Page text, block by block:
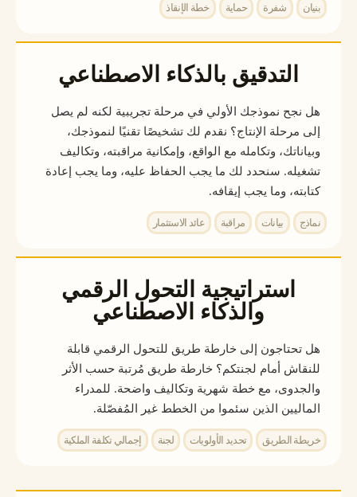
بنيان شفرة حماية خطة الإنقاذ
التدقيق بالذكاء الاصطناعي
هل نجح نموذجك الأولي في مرحلة تجريبية لكنه لم يصل
إلى مرحلة الإنتاج؟ نقدم لك تشخيصًا تقنيًا لنموذجك،
وبياناتك، وتكامله مع الواقع، وإمكانية مراقبته، وتكاليف
تشغيله. سنحدد لك ما يجب الحفاظ عليه، وما يجب إعادة
كتابته، وما يجب إيقافه.
نماذج بيانات مراقبة عائد الاستثمار
استراتيجية التحول الرقمي
والذكاء الاصطناعي
هل تحتاجون إلى خارطة طريق للتحول الرقمي قابلة
للنقاش أمام لجنتكم؟ خارطة طريق مُرتبة حسب الأثر
والجدوى، مع خطة شهرية وتكاليف واضحة. للمدراء
الماليين الذين سئموا من الخطط غير المُفصّلة.
خريطة الطريق تحديد الأولويات لجنة إجمالي تكلفة الملكية